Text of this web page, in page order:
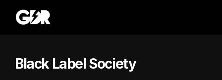
Black Label Society